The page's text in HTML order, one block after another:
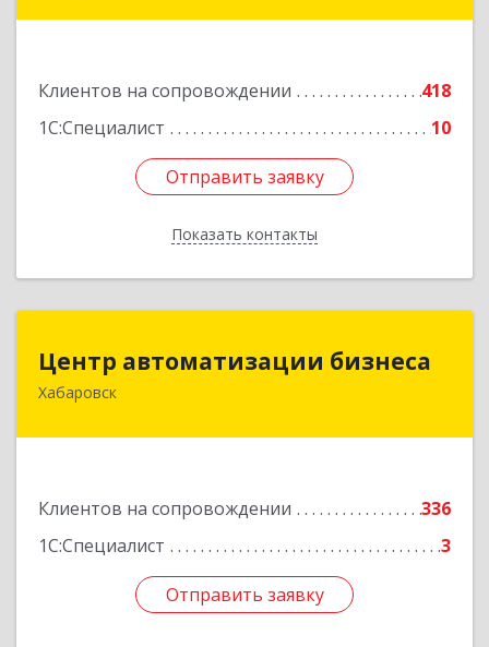
Клиентов на сопровождении
418
1С:Специалист
10
Отправить заявку
Показать контакты
Отправить заявку
Назад
Центр автоматизации бизнеса
Хабаровск
Клиентов на сопровождении
336
1С:Специалист
3
Отправить заявку
Центр автоматизации бизнеса
680030, Хабаровский край, Хабаровск г, Ленина
Отправить заявку